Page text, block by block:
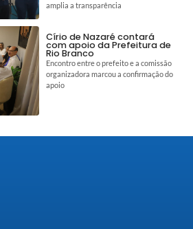
amplia a transparência
Círio de Nazaré contará
com apoio da Prefeitura de
Rio Branco
Encontro entre o prefeito e a comissão
organizadora marcou a confirmação do
apoio